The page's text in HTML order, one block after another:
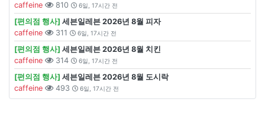
caffeine
810 6일, 17시간 전
[편의점 행사] 세븐일레븐 2026년 8월 피자
caffeine
311 6일, 17시간 전
[편의점 행사] 세븐일레븐 2026년 8월 치킨
caffeine
314 6일, 17시간 전
[편의점 행사] 세븐일레븐 2026년 8월 도시락
caffeine
493 6일, 17시간 전